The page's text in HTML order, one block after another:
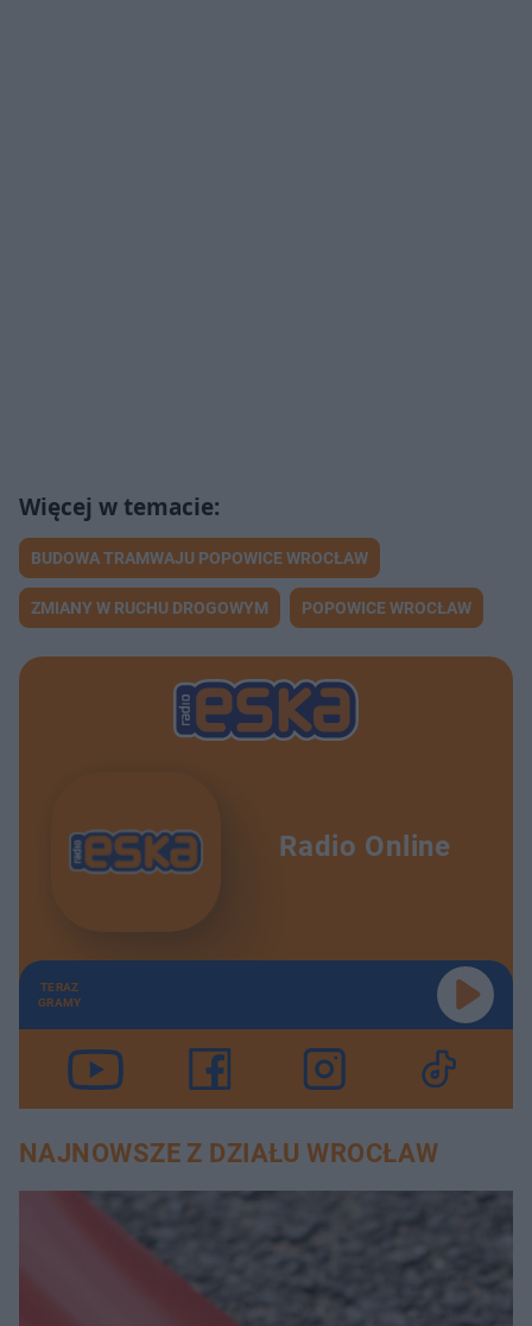
BUDOWA TRAMWAJU POPOWICE WROCŁAW
ZMIANY W RUCHU DROGOWYM POPOWICE WROCŁAW
Radio Online
TERAZ
GRAMY
NAJNOWSZE Z DZIAŁU WROCŁAW